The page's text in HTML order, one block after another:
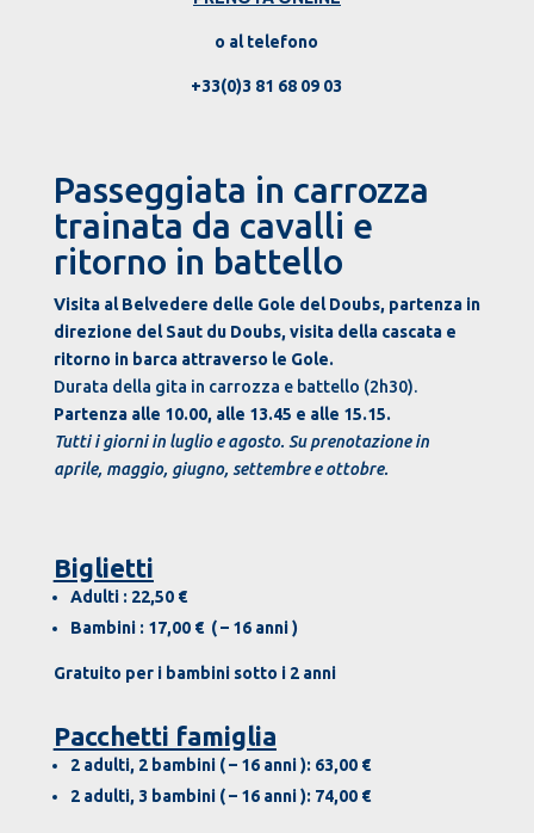
o al telefono
+33(0)3 81 68 09 03
Passeggiata in carrozza
trainata da cavalli e
ritorno in battello
Visita al Belvedere delle Gole del Doubs, partenza in
direzione del Saut du Doubs, visita della cascata e
ritorno in barca attraverso le Gole.
Durata della gita in carrozza e battello (2h30).
Partenza alle 10.00, alle 13.45 e alle 15.15.
Tutti i giorni in luglio e agosto. Su prenotazione in
aprile, maggio, giugno, settembre e ottobre.
Biglietti
Adulti : 22,50 €
Bambini : 17,00 € ( – 16 anni )
Gratuito per i bambini sotto i 2 anni
Pacchetti famiglia
2 adulti, 2 bambini ( – 16 anni ): 63,00 €
2 adulti, 3 bambini ( – 16 anni ): 74,00 €